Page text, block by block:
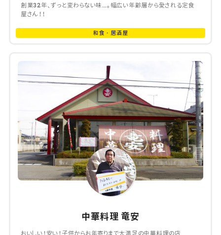
創業32年、ずっと変わらない味…。幅広い年齢層から愛される定食
屋さん！！
和食・居酒屋
中華料理 竜安
おいしい！安い！子供からお年寄りまで大満足の中華料理の店